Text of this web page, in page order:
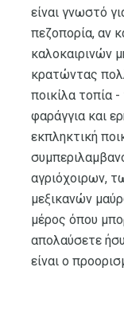
είναι γνωστό
πεζοπορία, αν
καλοκαιρινών
κρατώντας
ποικίλα τοπία
φαράγγια και
εκπληκτική
αγριόχοιρων,
μεξικανών
μέρος όπου
απολαύσετε
είναι ο